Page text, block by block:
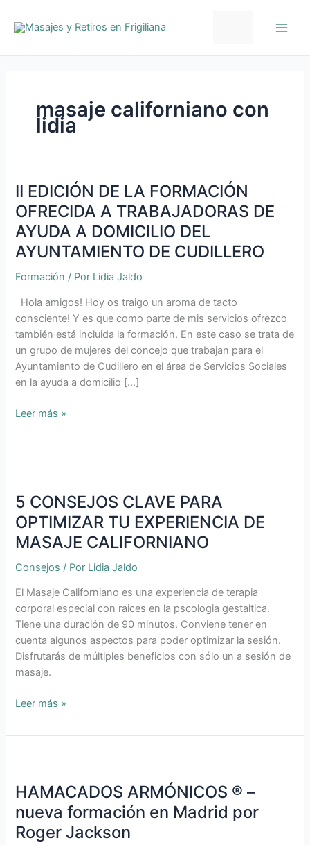
masaje californiano con
lidia
II EDICIÓN DE LA FORMACIÓN
OFRECIDA A TRABAJADORAS DE
AYUDA A DOMICILIO DEL
AYUNTAMIENTO DE CUDILLERO
Formación / Por Lidia Jaldo
Hola amigos! Hoy os traigo un aroma de tacto
consciente! Y es que como parte de mis servicios ofrezco
también está incluida la formación. En este caso se trata de
un grupo de mujeres del concejo que trabajan para el
Ayuntamiento de Cudillero en el área de Servicios Sociales
en la ayuda a domicilio […]
II
EDICIÓN
DE
LA
FORMACIÓN
A
TRABAJADORAS
DE
AYUDA
A
DOMICILIO
DEL
DE
Leer más »
5 CONSEJOS CLAVE PARA
OPTIMIZAR TU EXPERIENCIA DE
MASAJE CALIFORNIANO
Consejos / Por Lidia Jaldo
El Masaje Californiano es una experiencia de terapia
corporal especial con raices en la pscologia gestaltica.
Tiene una duración de 90 minutos. Conviene tener en
cuenta algunos aspectos para poder optimizar la sesión.
Disfrutarás de múltiples beneficios con sólo un a sesión de
masaje.
CLAVE
PARA
OPTIMIZAR
TU
EXPERIENCIA
MASAJE
CALIFORNIANO
Leer más »
HAMACADOS ARMÓNICOS ® –
nueva formación en Madrid por
Roger Jackson
®
nueva
formación